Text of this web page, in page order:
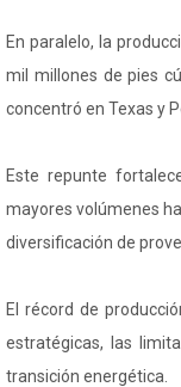
En paralelo, la
mil millones de pies
concentró en Texas y
Este repunte
mayores volúmenes
diversificación de
El récord de
estratégicas, las
transición energética.